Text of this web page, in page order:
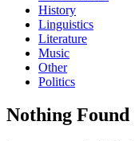
History
Linguistics
Literature
Music
Other
Politics
Nothing Found